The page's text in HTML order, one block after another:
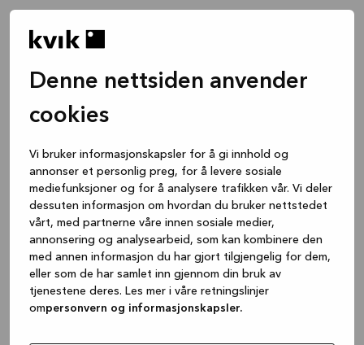
Denne nettsiden anvender
cookies
Vi bruker informasjonskapsler for å gi innhold og
annonser et personlig preg, for å levere sosiale
mediefunksjoner og for å analysere trafikken vår. Vi deler
dessuten informasjon om hvordan du bruker nettstedet
vårt, med partnerne våre innen sosiale medier,
annonsering og analysearbeid, som kan kombinere den
med annen informasjon du har gjort tilgjengelig for dem,
eller som de har samlet inn gjennom din bruk av
tjenestene deres. Les mer i våre retningslinjer
ompersonvern og informasjonskapsler.